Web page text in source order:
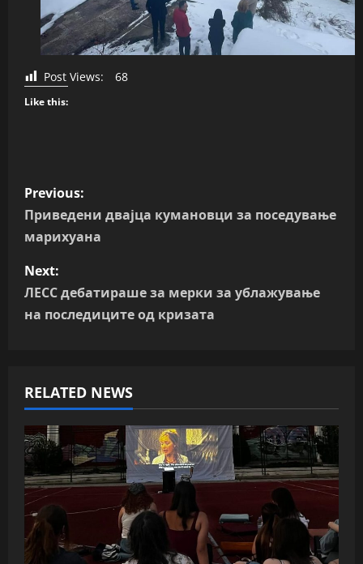
Post Views: 68
Like this:
P
o
t
n
v
i
g
a
t
Previous:
Приведени двајца кумановци за поседување
марихуана
Next:
ЛЕСС дебатираше за мерки за ублажување
на последиците од кризата
RELATED NEWS